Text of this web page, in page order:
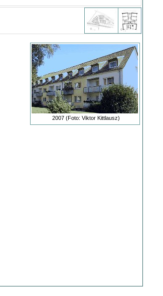
2007 (Foto: Viktor Kittlausz)